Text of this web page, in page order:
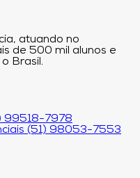
atuando no
de 500 mil alunos e
Brasil.
99518-7978
(51) 98053-7553